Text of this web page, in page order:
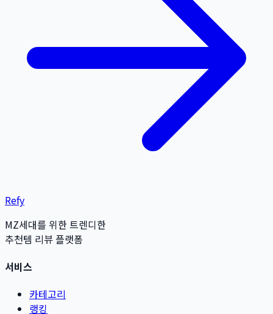
Refy
MZ세대를 위한 트렌디한
추천템 리뷰 플랫폼
서비스
카테고리
랭킹